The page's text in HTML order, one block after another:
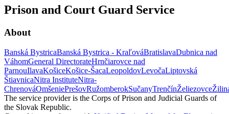
Prison and Court Guard Service
About
Banská BystricaBanská Bystrica - KraľováBratislavaDubnica nad
VáhomGeneral DirectorateHrnčiarovce nad
ParnouIlavaKošiceKošice-ŠacaLeopoldovLevočaLiptovská
ŠtiavnicaNitra InstituteNitra-
ChrenováOmšeniePrešovRužomberokSučanyTrenčínŽeliezovce
The service provider is the Corps of Prison and Judicial Guards of
the Slovak Republic.